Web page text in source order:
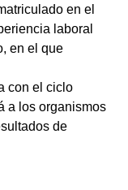
en el
laboral
en el que
con el ciclo
a los organismos
de